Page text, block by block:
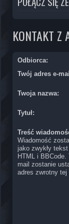
KONTAKT Z
Odbiorca:
Twój adres e-
Twoja nazwa:
Tytuł:
Treść
Wiadomość
jako zwykły
HTML i BBCode.
mail zostanie
adres zwrotny tej